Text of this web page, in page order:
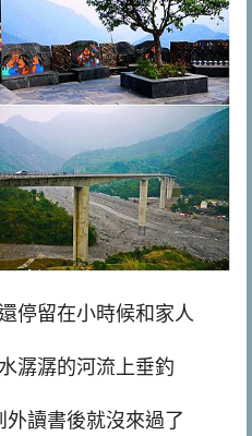
停留在小時候和家人
潺潺的河流上垂釣
讀書後就沒來過了